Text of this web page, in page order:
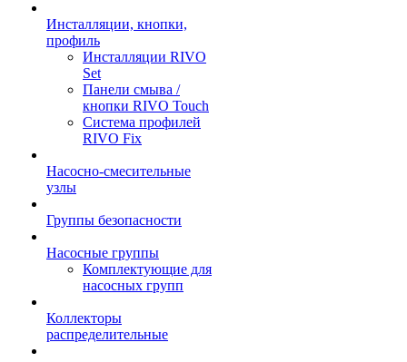
Инсталляции, кнопки,
профиль
Инсталляции RIVO
Set
Панели смыва /
кнопки RIVO Touch
Система профилей
RIVO Fix
Насосно-смесительные
узлы
Группы безопасности
Насосные группы
Комплектующие для
насосных групп
Коллекторы
распределительные